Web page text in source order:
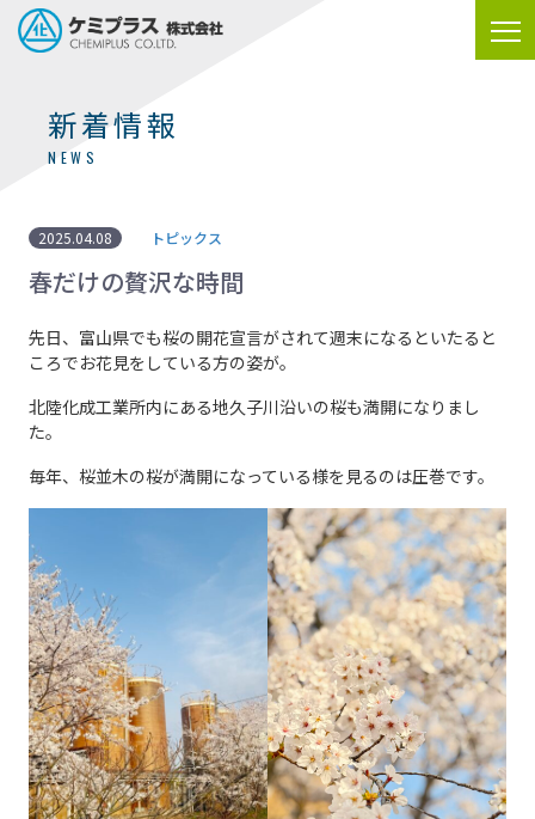
新着情報
NEWS
2025.04.08 トピックス
春だけの贅沢な時間
先日、富山県でも桜の開花宣言がされて週末になるといたると
ころでお花見をしている方の姿が。
北陸化成工業所内にある地久子川沿いの桜も満開になりまし
た。
毎年、桜並木の桜が満開になっている様を見るのは圧巻です。